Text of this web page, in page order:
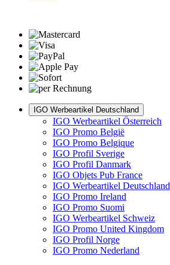
IGO Werbeartikel Deutschland
IGO Werbeartikel Österreich
IGO Promo België
IGO Promo Belgique
IGO Profil Sverige
IGO Profil Danmark
IGO Objets Pub France
IGO Werbeartikel Deutschland
IGO Promo Ireland
IGO Promo Suomi
IGO Werbeartikel Schweiz
IGO Promo United Kingdom
IGO Profil Norge
IGO Promo Nederland